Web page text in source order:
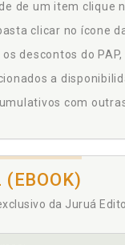
de um item clique
clicar no ícone
descontos do
a
com
(EBOOK)
da Juruá